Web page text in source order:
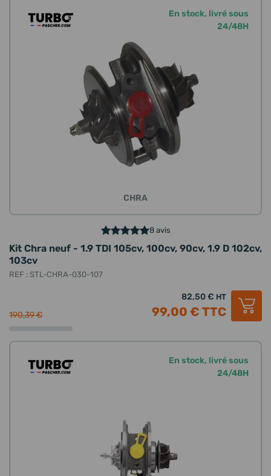
En stock, livré sous
24/48H
CHRA
8 avis
Kit Chra neuf - 1.9 TDI 105cv, 100cv, 90cv, 1.9 D 102cv,
103cv
REF : STL-CHRA-030-107
190,39 €
82,50 € HT
99,00 € TTC
En stock, livré sous
24/48H